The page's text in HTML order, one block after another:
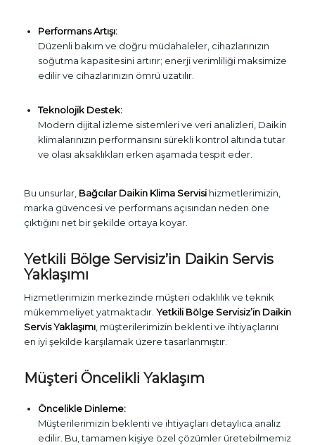
Performans Artışı:
Düzenli bakım ve doğru müdahaleler, cihazlarınızın
soğutma kapasitesini artırır; enerji verimliliği maksimize
edilir ve cihazlarınızın ömrü uzatılır.
Teknolojik Destek:
Modern dijital izleme sistemleri ve veri analizleri, Daikin
klimalarınızın performansını sürekli kontrol altında tutar
ve olası aksaklıkları erken aşamada tespit eder.
Bu unsurlar, Bağcılar Daikin Klima Servisihizmetlerimizin,
marka güvencesi ve performans açısından neden öne
çıktığını net bir şekilde ortaya koyar.
Yetkili Bölge Servisiz’in Daikin Servis
Yaklaşımı
Hizmetlerimizin merkezinde müşteri odaklılık ve teknik
mükemmeliyet yatmaktadır. Yetkili Bölge Servisiz’in Daikin
Servis Yaklaşımı, müşterilerimizin beklenti ve ihtiyaçlarını
en iyi şekilde karşılamak üzere tasarlanmıştır.
Müşteri Öncelikli Yaklaşım
Öncelikle Dinleme:
Müşterilerimizin beklenti ve ihtiyaçları detaylıca analiz
edilir. Bu, tamamen kişiye özel çözümler üretebilmemiz